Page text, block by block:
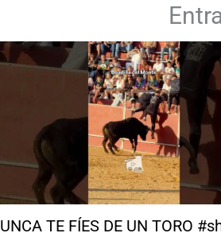
TE FÍES DE UN TORO